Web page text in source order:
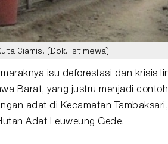
Ciamis. (Dok. Istimewa)
maraknya isu deforestasi dan krisis
Barat, yang justru menjadi
adat di Kecamatan
Adat Leuweung Gede.